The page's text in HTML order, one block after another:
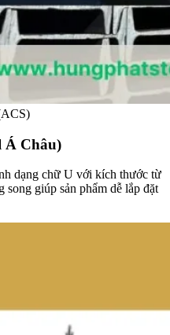
Á Châu)
dạng chữ U với kích thước từ
song giúp sản phẩm dễ lắp đặt